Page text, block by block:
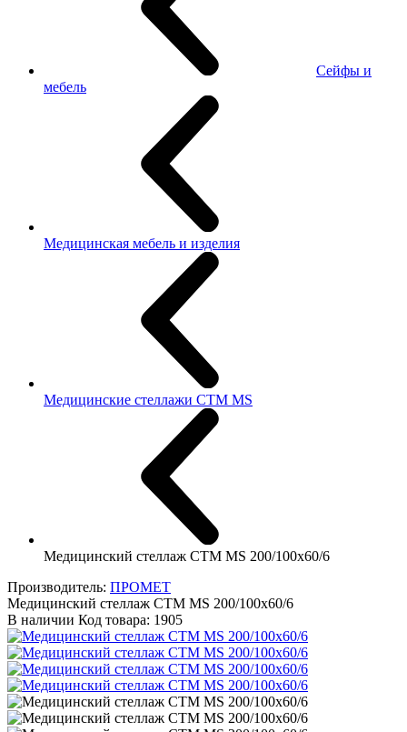
Сейфы и
мебель
Медицинская мебель и изделия
Медицинские стеллажи CTM MS
Медицинский стеллаж СТМ MS 200/100х60/6
Производитель: ПРОМЕТ
Медицинский стеллаж СТМ MS 200/100х60/6
В наличии Код товара: 1905